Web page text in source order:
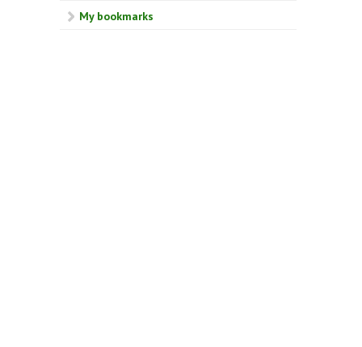
My bookmarks